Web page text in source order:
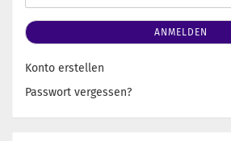
ANMELDEN
Konto erstellen
Passwort vergessen?